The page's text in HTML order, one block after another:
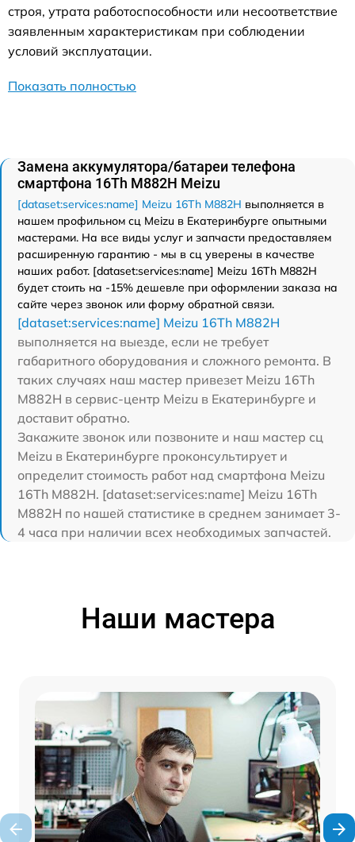
строя, утрата работоспособности или несоответствие
заявленным характеристикам при соблюдении
условий эксплуатации.
Показать полностью
Замена аккумулятора/батареи телефона
смартфона 16Th M882H Meizu
[dataset:services:name] Meizu 16Th M882H выполняется в
нашем профильном сц Meizu в Екатеринбурге опытными
мастерами. На все виды услуг и запчасти предоставляем
расширенную гарантию - мы в сц уверены в качестве
наших работ. [dataset:services:name] Meizu 16Th M882H
будет стоить на -15% дешевле при оформлении заказа на
сайте через звонок или форму обратной связи.
[dataset:services:name] Meizu 16Th M882H
выполняется на выезде, если не требует
габаритного оборудования и сложного ремонта. В
таких случаях наш мастер привезет Meizu 16Th
M882H в сервис-центр Meizu в Екатеринбурге и
доставит обратно.
Закажите звонок или позвоните и наш мастер сц
Meizu в Екатеринбурге проконсультирует и
определит стоимость работ над смартфона Meizu
16Th M882H. [dataset:services:name] Meizu 16Th
M882H по нашей статистике в среднем занимает 3-
4 часа при наличии всех необходимых запчастей.
Наши мастера